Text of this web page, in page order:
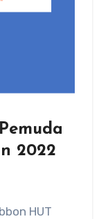
2022
HUT